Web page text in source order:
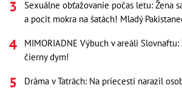
Sexuálne obťažovanie počas letu: Žena
a pocit mokra na šatách! Mladý
MIMORIADNE Výbuch v areáli
čierny dym!
Dráma v Tatrách: Na priecestí narazil